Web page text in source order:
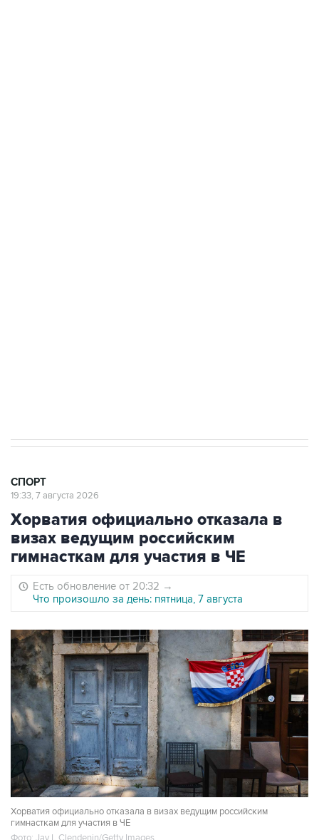
СПОРТ
19:33, 7 августа 2026
Хорватия официально отказала в
визах ведущим российским
гимнасткам для участия в ЧЕ
Есть обновление от 20:32 →
Что произошло за день: пятница, 7 августа
Хорватия официально отказала в визах ведущим российским
гимнасткам для участия в ЧЕ